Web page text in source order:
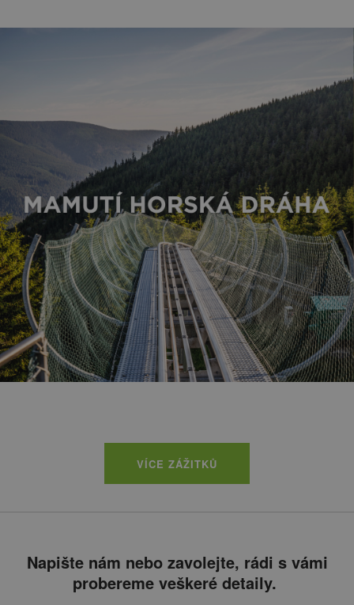
VÍCE ZÁŽITKŮ
Napište nám nebo zavolejte, rádi s vámi
probereme veškeré detaily.